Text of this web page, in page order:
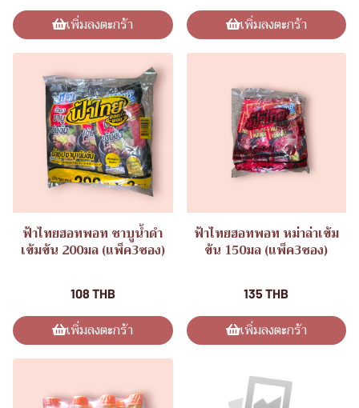
เพิ่มลงตะกร้า เพิ่มลงตะกร้า
ฟ้าไทยฮอทพอท ชาบูน้ำดำ
เข้มข้น 200มล (แพ็ค3ซอง)
108 THB
เพิ่มลงตะกร้า
ฟ้าไทยฮอทพอท หม่าล่าเข้ม
ข้น 150มล (แพ็ค3ซอง)
135 THB
เพิ่มลงตะกร้า